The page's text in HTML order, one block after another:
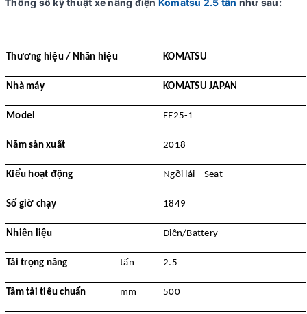
Thông số kỹ thuật xe nâng điện Komatsu 2.5 tấn như sau:
Thương hiệu / Nhãn hiệu KOMATSU
Nhà máy KOMATSU JAPAN
Model FE25-1
Năm sản xuất 2018
Kiểu hoạt động Ngồi lái – Seat
Số giờ chạy 1849
Nhiên liệu Điện/Battery
Tải trọng nâng tấn 2.5
Tâm tải tiêu chuẩn mm 500